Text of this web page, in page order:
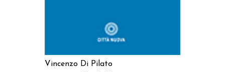
Vincenzo Di Pilato